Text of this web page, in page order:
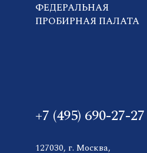
ФЕДЕРАЛЬНАЯ
ПРОБИРНАЯ ПАЛАТА
+7 (495) 690-27-27
127030, г. Москва,